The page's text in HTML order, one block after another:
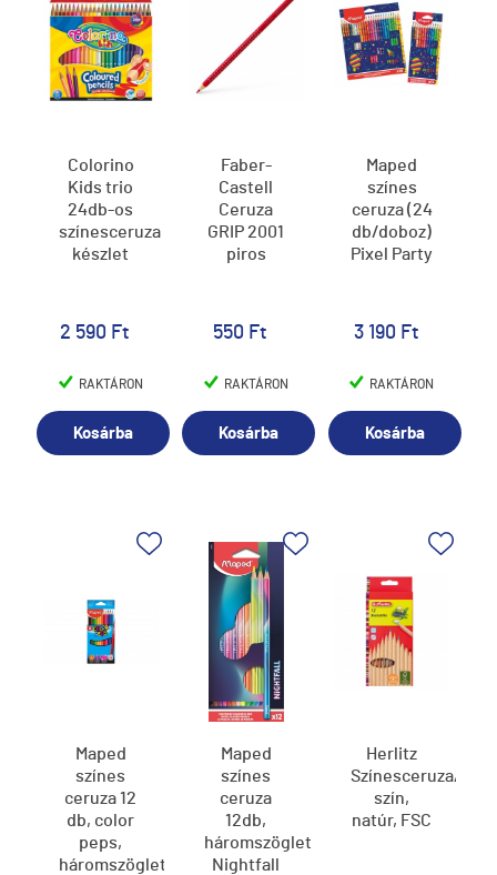
Colorino
Kids trio
24db-os
színesceruza
készlet
2 590 Ft
RAKTÁRON
Kosárba
Faber-
Castell
Ceruza
GRIP 2001
piros
550 Ft
RAKTÁRON
Kosárba
Maped
színes
ceruza (24
db/doboz)
Pixel Party
3 190 Ft
RAKTÁRON
Kosárba
Maped
színes
ceruza 12
db, color
peps,
háromszögletű
Maped
színes
ceruza
12db,
háromszögletű,
Nightfall
Herlitz
Színesceruza/12
szín,
natúr, FSC